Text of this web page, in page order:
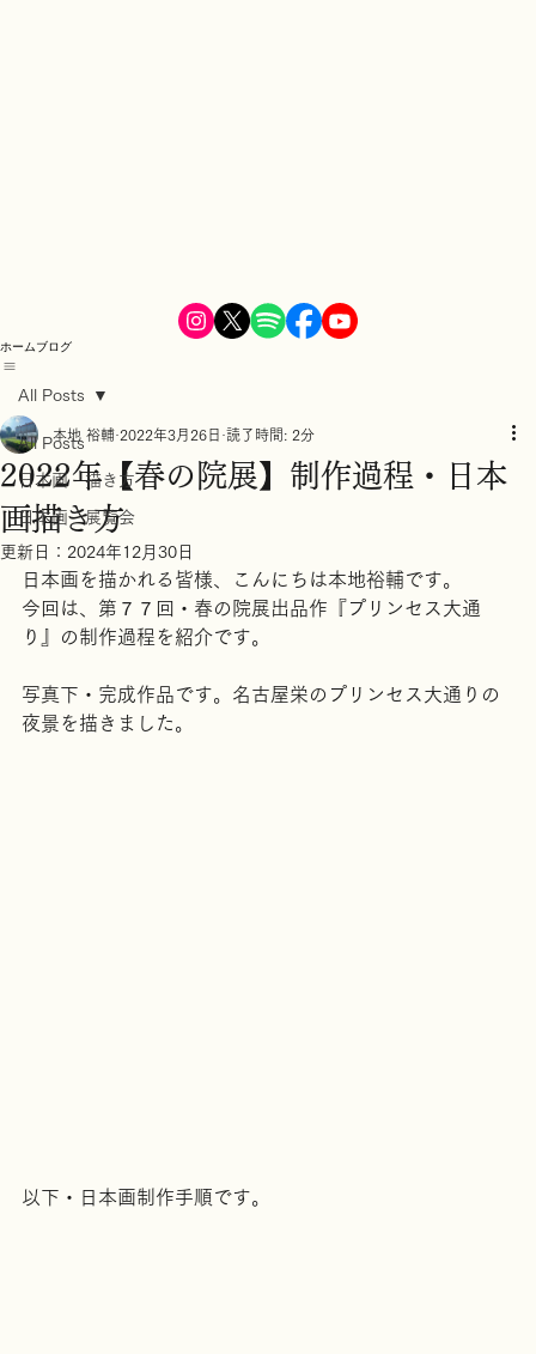
All Posts
日本画 描き方
日本画 展覧会
All Posts
2022年【春の院展】制作過程・日本
画描き方
本地 裕輔 2022年3月26日 読了時間: 2分
更新日：2024年12月30日
日本画を描かれる皆様、こんにちは本地裕輔です。
今回は、第７７回・春の院展出品作『プリンセス大通
写真下・完成作品です。名古屋栄のプリンセス大通りの